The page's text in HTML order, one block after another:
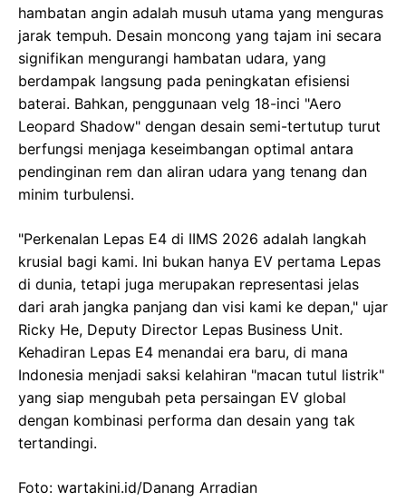
hambatan angin adalah musuh utama yang menguras
jarak tempuh. Desain moncong yang tajam ini secara
signifikan mengurangi hambatan udara, yang
berdampak langsung pada peningkatan efisiensi
baterai. Bahkan, penggunaan velg 18-inci "Aero
Leopard Shadow" dengan desain semi-tertutup turut
berfungsi menjaga keseimbangan optimal antara
pendinginan rem dan aliran udara yang tenang dan
minim turbulensi.
"Perkenalan Lepas E4 di IIMS 2026 adalah langkah
krusial bagi kami. Ini bukan hanya EV pertama Lepas
di dunia, tetapi juga merupakan representasi jelas
dari arah jangka panjang dan visi kami ke depan," ujar
Ricky He, Deputy Director Lepas Business Unit.
Kehadiran Lepas E4 menandai era baru, di mana
Indonesia menjadi saksi kelahiran "macan tutul listrik"
yang siap mengubah peta persaingan EV global
dengan kombinasi performa dan desain yang tak
tertandingi.
Foto: wartakini.id/Danang Arradian